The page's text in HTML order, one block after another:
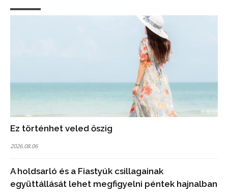
Ez történhet veled őszig
2026.08.06
A holdsarló és a Fiastyúk csillagainak
együttállását lehet megfigyelni péntek hajnalban